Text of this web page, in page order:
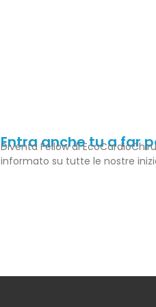
Entra anche tu a far
Diventa Fellow di
informato su tutte le nostre